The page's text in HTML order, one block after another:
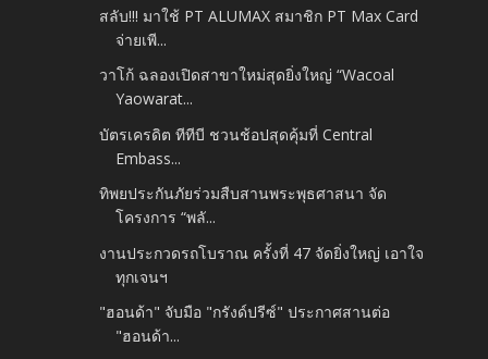
สลับ!!! มาใช้ PT ALUMAX สมาชิก PT Max Card
จ่ายเพี...
วาโก้ ฉลองเปิดสาขาใหม่สุดยิ่งใหญ่ “Wacoal
Yaowarat...
บัตรเครดิต ทีทีบี ชวนช้อปสุดคุ้มที่ Central
Embass...
ทิพยประกันภัยร่วมสืบสานพระพุธศาสนา จัด
โครงการ “พลั...
งานประกวดรถโบราณ ครั้งที่ 47 จัดยิ่งใหญ่ เอาใจ
ทุกเจนฯ
"ฮอนด้า" จับมือ "กรังด์ปรีซ์" ประกาศสานต่อ
"ฮอนด้า...